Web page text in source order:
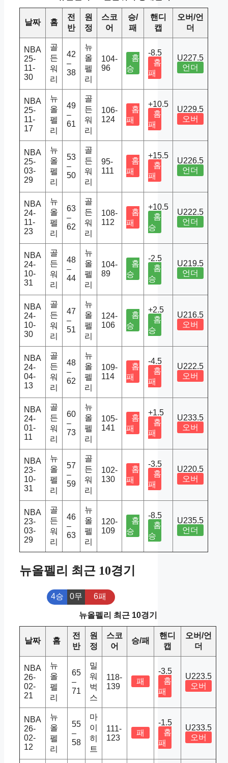
날짜 홈
전
반
원
정
스코
어
승/
패
핸디
캡
오버/언
더
NBA
25-
11-
30
골
든
워
리
42
–
38
뉴
올
펠
리
104-
96
홈
승
-8.5
홈
패
U227.5
언더
NBA
25-
11-
17
뉴
올
펠
리
49
–
61
골
든
워
리
106-
124
홈
패
+10.5
홈
패
U229.5
오버
NBA
25-
03-
29
뉴
올
펠
리
53
–
50
골
든
워
리
95-
111
홈
패
+15.5
홈
패
U226.5
언더
NBA
24-
11-
23
뉴
올
펠
리
63
–
62
골
든
워
리
108-
112
홈
패
+10.5
홈
승
U222.5
언더
NBA
24-
10-
31
골
든
워
리
48
–
44
뉴
올
펠
리
104-
89
홈
승
-2.5
홈
승
U219.5
언더
NBA
24-
10-
30
골
든
워
리
47
–
51
뉴
올
펠
리
124-
106
홈
승
+2.5
홈
승
U216.5
오버
NBA
24-
04-
13
골
든
워
리
48
–
62
뉴
올
펠
리
109-
114
홈
패
-4.5
홈
패
U222.5
오버
NBA
24-
01-
11
골
든
워
리
60
–
73
뉴
올
펠
리
105-
141
홈
패
+1.5
홈
패
U233.5
오버
NBA
23-
10-
31
뉴
올
펠
리
57
–
59
골
든
워
리
102-
130
홈
패
-3.5
홈
패
U220.5
오버
NBA
23-
03-
29
골
든
워
리
46
–
63
뉴
올
펠
리
120-
109
홈
승
-8.5
홈
승
U235.5
언더
뉴올펠리 최근 10경기
4승 0무 6패
뉴올펠리 최근 10경기
날짜 홈
전
반
원
정
스코
어
승/패
핸디
캡
오버/언
더
NBA
26-
02-
21
뉴
올
펠
리
65
–
71
밀
워
벅
스
118-
139
패
-3.5
홈
패
U223.5
오버
NBA
26-
02-
12
뉴
올
펠
리
55
–
58
마
이
히
트
111-
123
패
-1.5
홈
패
U233.5
오버